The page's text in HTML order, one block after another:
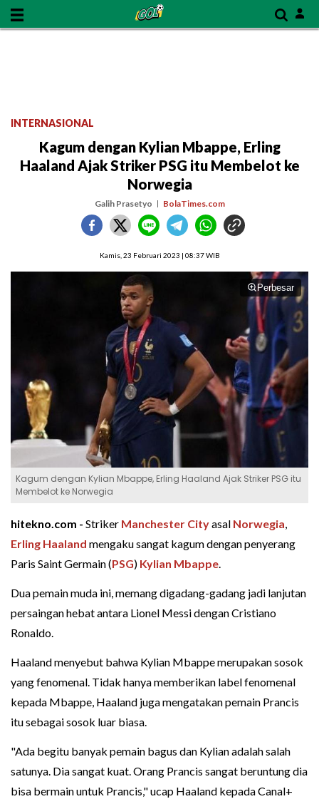
INTERNASIONAL
Kagum dengan Kylian Mbappe, Erling
Haaland Ajak Striker PSG itu Membelot ke
Norwegia
Galih Prasetyo BolaTimes.com
Kamis, 23 Februari 2023 | 08:37 WIB
Perbesar
Kagum dengan Kylian Mbappe, Erling Haaland Ajak Striker PSG itu
Membelot ke Norwegia
hitekno.com - Striker Manchester Cityasal Norwegia,
Erling Haaland mengaku sangat kagum dengan penyerang
Paris Saint Germain (PSG) Kylian Mbappe.
Dua pemain muda ini, memang digadang-gadang jadi lanjutan
persaingan hebat antara Lionel Messi dengan Cristiano
Ronaldo.
Haaland menyebut bahwa Kylian Mbappe merupakan sosok
yang fenomenal. Tidak hanya memberikan label fenomenal
kepada Mbappe, Haaland juga mengatakan pemain Prancis
itu sebagai sosok luar biasa.
"Ada begitu banyak pemain bagus dan Kylian adalah salah
satunya. Dia sangat kuat. Orang Prancis sangat beruntung dia
bisa bermain untuk Prancis," ucap Haaland kepada Canal+